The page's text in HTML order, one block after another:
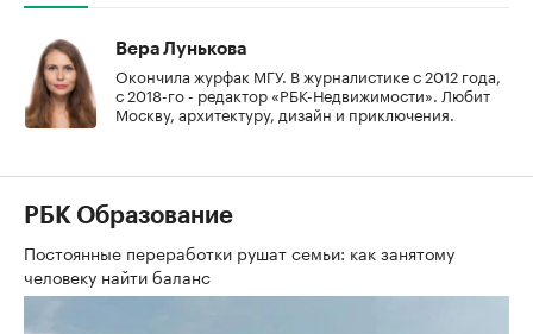
Вера Лунькова
Окончила журфак МГУ. В журналистике с 2012 года,
с 2018-го - редактор «РБК-Недвижимости». Любит
Москву, архитектуру, дизайн и приключения.
РБК Образование
Постоянные переработки рушат семьи: как занятому
человеку найти баланс